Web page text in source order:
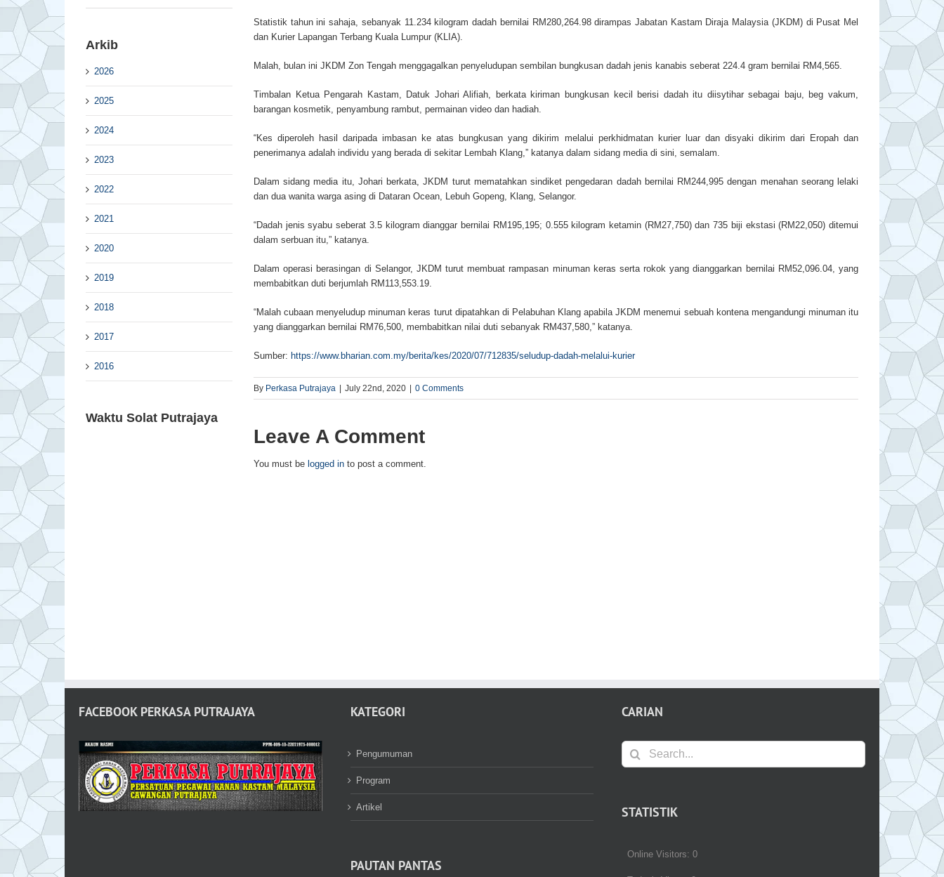
Statistik tahun ini sahaja, sebanyak 11.234 kilogram dadah bernilai RM280,264.98 dirampas Jabatan Kastam Diraja Malaysia (JKDM) di Pusat Mel
dan Kurier Lapangan Terbang Kuala Lumpur (KLIA).
Malah, bulan ini JKDM Zon Tengah menggagalkan penyeludupan sembilan bungkusan dadah jenis kanabis seberat 224.4 gram bernilai RM4,565.
Timbalan Ketua Pengarah Kastam, Datuk Johari Alifiah, berkata kiriman bungkusan kecil berisi dadah itu diisytihar sebagai baju, beg vakum,
barangan kosmetik, penyambung rambut, permainan video dan hadiah.
“Kes diperoleh hasil daripada imbasan ke atas bungkusan yang dikirim melalui perkhidmatan kurier luar dan disyaki dikirim dari Eropah dan
penerimanya adalah individu yang berada di sekitar Lembah Klang,” katanya dalam sidang media di sini, semalam.
Dalam sidang media itu, Johari berkata, JKDM turut mematahkan sindiket pengedaran dadah bernilai RM244,995 dengan menahan seorang lelaki
dan dua wanita warga asing di Dataran Ocean, Lebuh Gopeng, Klang, Selangor.
“Dadah jenis syabu seberat 3.5 kilogram dianggar bernilai RM195,195; 0.555 kilogram ketamin (RM27,750) dan 735 biji ekstasi (RM22,050) ditemui
dalam serbuan itu,” katanya.
Dalam operasi berasingan di Selangor, JKDM turut membuat rampasan minuman keras serta rokok yang dianggarkan bernilai RM52,096.04, yang
membabitkan duti berjumlah RM113,553.19.
“Malah cubaan menyeludup minuman keras turut dipatahkan di Pelabuhan Klang apabila JKDM menemui sebuah kontena mengandungi minuman itu
yang dianggarkan bernilai RM76,500, membabitkan nilai duti sebanyak RM437,580,” katanya.
Sumber: https://www.bharian.com.my/berita/kes/2020/07/712835/seludup-dadah-melalui-kurier
By Perkasa Putrajaya July 22nd, 2020 0 Comments
Leave A Comment
You must be logged in to post a comment.
Arkib
2026
2025
2024
2023
2022
2021
2020
2019
2018
2017
2016
Waktu Solat Putrajaya
FACEBOOK PERKASA PUTRAJAYA KATEGORI
Pengumuman
Program
Artikel
PAUTAN PANTAS
CARIAN
Search
for:
STATISTIK
Online Visitors:0